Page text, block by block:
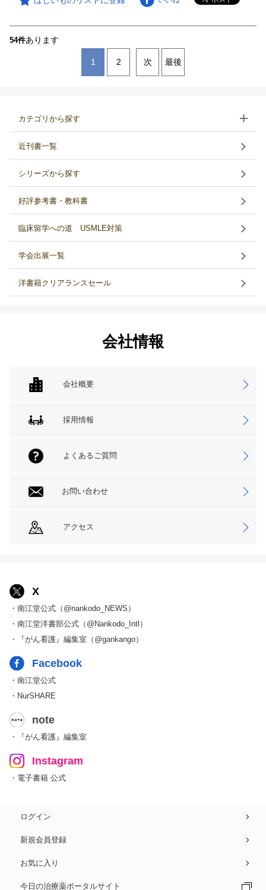
54件あります
1 2 次 最後
カテゴリから探す
近刊書一覧
シリーズから探す
好評参考書・教科書
臨床留学への道 USMLE対策
学会出展一覧
洋書籍クリアランスセール
会社情報
会社概要
採用情報
よくあるご質問
お問い合わせ
アクセス
X
・南江堂公式（@nankodo_NEWS）
・南江堂洋書部公式（@Nankodo_Intl）
・『がん看護』編集室（@gankango）
Facebook
・南江堂公式
・NurSHARE
note
・『がん看護』編集室
Instagram
・電子書籍 公式
ログイン
新規会員登録
お気に入り
今日の治療薬ポータルサイト